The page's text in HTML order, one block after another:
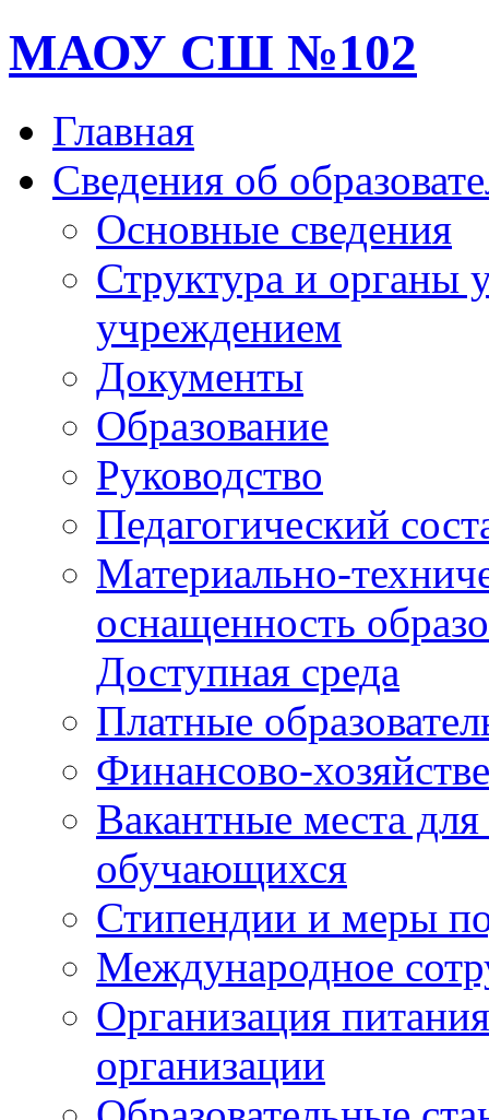
МАОУ СШ №102
Главная
Сведения об
Основные сведения
Структура и органы
учреждением
Документы
Образование
Руководство
Педагогический
Материально-
оснащенность
Доступная среда
Платные
Финансово-
Вакантные места
обучающихся
Стипендии и меры
Международное
Организация
организации